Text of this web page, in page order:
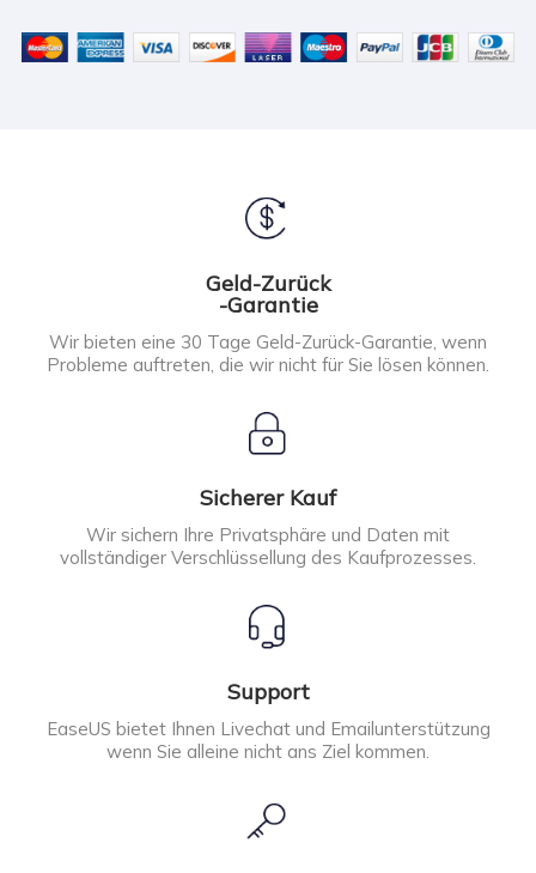
Geld-Zurück
-Garantie
Wir bieten eine 30 Tage Geld-Zurück-Garantie, wenn
Probleme auftreten, die wir nicht für Sie lösen können.
Sicherer Kauf
Wir sichern Ihre Privatsphäre und Daten mit
vollständiger Verschlüssellung des Kaufprozesses.
Support
EaseUS bietet Ihnen Livechat und Emailunterstützung
wenn Sie alleine nicht ans Ziel kommen.